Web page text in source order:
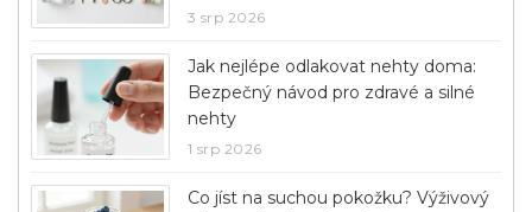
3 srp 2026
Jak nejlépe odlakovat nehty doma:
Bezpečný návod pro zdravé a silné
nehty
1 srp 2026
Co jíst na suchou pokožku? Výživový